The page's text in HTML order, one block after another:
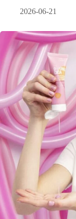
2026-06-21